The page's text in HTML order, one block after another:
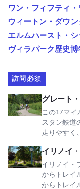
ワン・フィフティ
ウィートン・ダウ
エルムハースト・
ヴィラパーク歴史博
訪問必須
グレート
この17マイ
スタン鉄道
走りやすく
グレート・ウェス
イリノイ
イリノイ・
からトレイ
からトレイ
イリノイ・プレー